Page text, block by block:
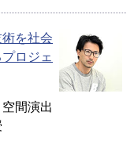
を社会
ロジェ
間演出